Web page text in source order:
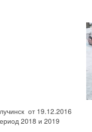
от 19.12.2016
2018 и 2019